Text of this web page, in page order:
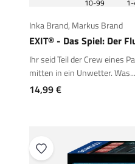
10-99
Inka Brand, Markus Brand
EXIT® - Das Spiel: Der
Ihr seid Teil der Crew eines
mitten in ein Unwetter. Was...
Angebot
14,99 €